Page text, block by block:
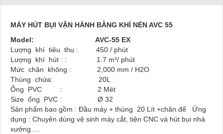
MÁY HÚT BỤI VẬN HÀNH BẰNG KHÍ NÉN AVC 55
Model: AVC-55 EX
Lượng khí tiêu thụ : 450 / phút
Lượng khí hút : : 1.7 m³/ phút
Mức chân không : 2,000 mm / H2O
Thùng chứa: 20L
Ống PVC : 2 Mét
Size ống PVC : Ø 32
Sản phẩm bao gồm : Đầu máy + thùng 20 Lít +chân đế Ứng
dụng : Chuyên dùng vệ sinh máy cắt, tiện CNC và hút bụi nhà
xưởng….